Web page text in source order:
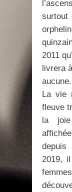
surtout
2011
livrera
La vie
fleuve
la joie
2019,